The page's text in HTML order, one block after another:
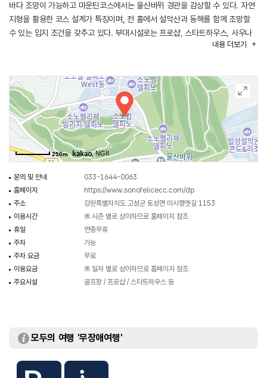
바다 조망이 가능하고 마운틴코스에서는 울산바위 경관을 감상할 수 있다. 자연
지형을 활용한 코스 설계가 특징이며, 전 홀에서 설악산과 동해를 함께 조망할
수 있는 입지 조건을 갖추고 있다. 부대시설로는 프로샵, 스타트하우스, 사우나
시설 등이 운영되고 있으며, 천연 온천수를 활용한 사우나가 특징이다. 골프와
내용 더보기
250m , NGII
문의 및 안내
033-1644-0063
홈페이지
https://www.sonofelicecc.com/dp
주소
강원특별자치도 고성군 토성면 미시령옛길 1153
이용시간
※ 시즌 별로 상이하므로 홈페이지 참조
휴일
연중무휴
주차
가능
주차 요금
무료
이용요금
※ 일자 별로 상이하므로 홈페이지 참조
주요시설
골프장 / 프로샵 / 스타트하우스 등
모두의 여행 '무장애여행'